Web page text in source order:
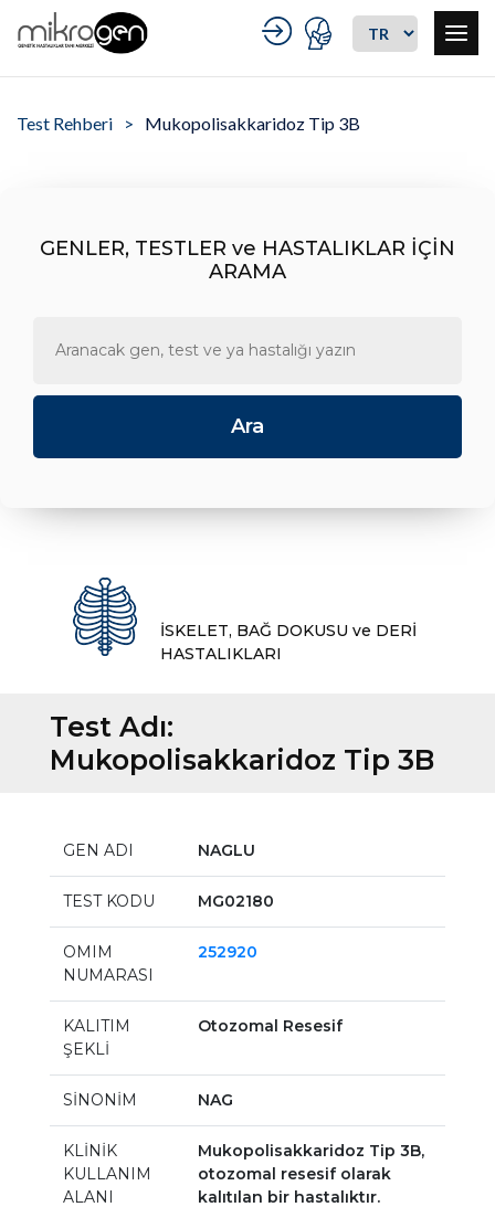
Test Rehberi Mukopolisakkaridoz Tip 3B
GENLER, TESTLER ve HASTALIKLAR İÇİN
ARAMA
İSKELET, BAĞ DOKUSU ve DERİ
HASTALIKLARI
Test Adı:
Mukopolisakkaridoz Tip 3B
GEN ADI NAGLU
TEST KODU MG02180
OMIM
NUMARASI
252920
KALITIM
ŞEKLİ
Otozomal Resesif
SİNONİM NAG
KLİNİK
KULLANIM
ALANI
Mukopolisakkaridoz Tip 3B,
otozomal resesif olarak
kalıtılan bir hastalıktır.